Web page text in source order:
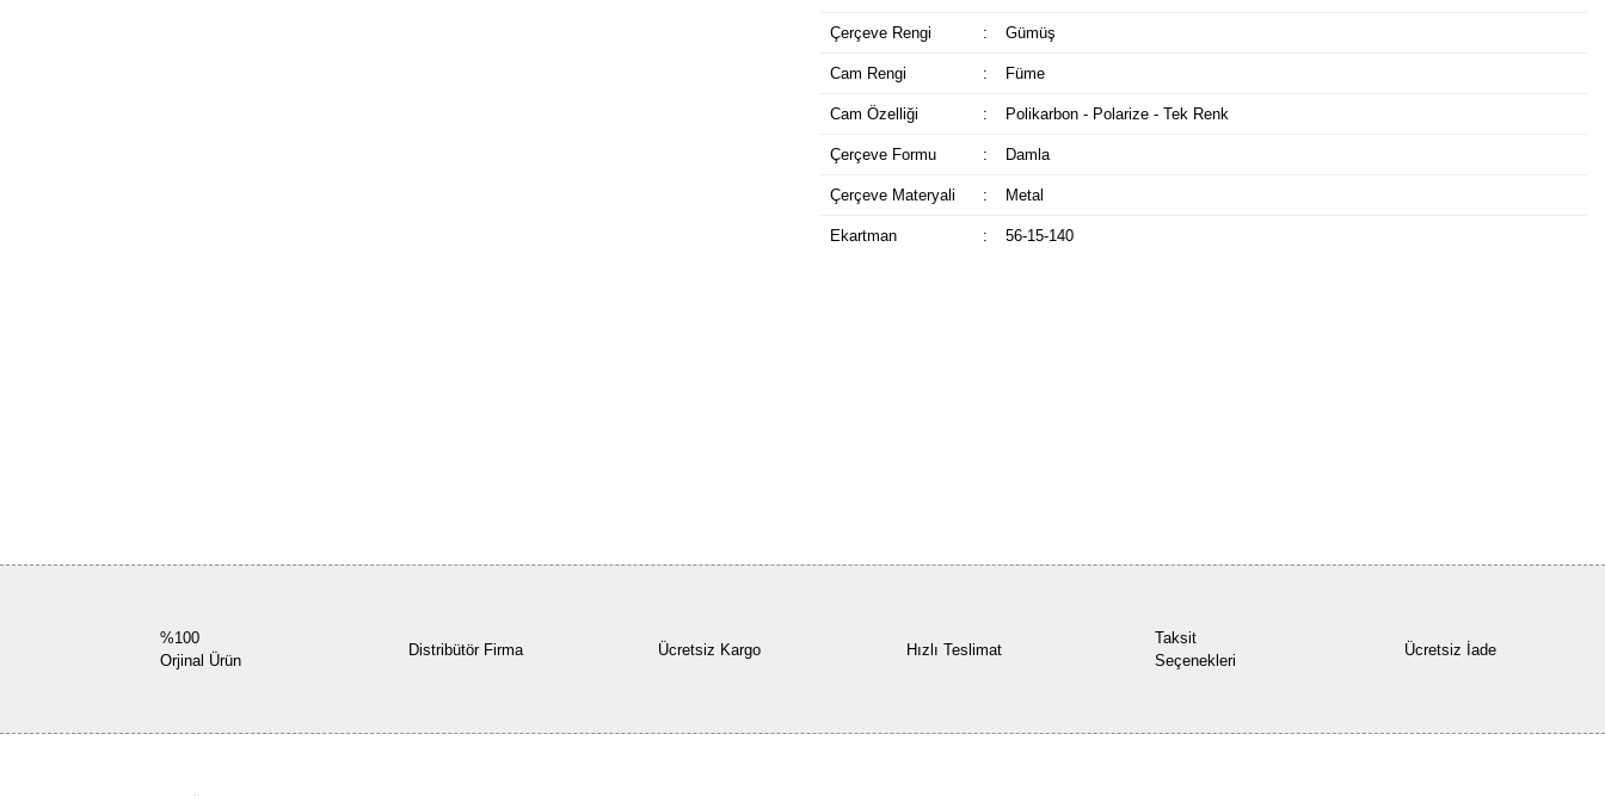
Çerçeve Rengi : Gümüş
Cam Rengi : Füme
Cam Özelliği : Polikarbon - Polarize - Tek Renk
Çerçeve Formu : Damla
Çerçeve Materyali : Metal
Ekartman : 56-15-140
%100
Orjinal Ürün
Distribütör Firma Ücretsiz Kargo Hızlı Teslimat
Taksit
Seçenekleri
Ücretsiz İade